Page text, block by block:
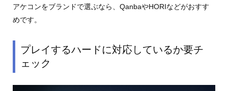
アケコンをブランドで選ぶなら、QanbaやHORIなどがおすす
めです。
プレイするハードに対応しているか要チ
ェック